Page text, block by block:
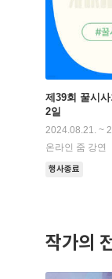
제39회 꿀시
2일
2024.08.21. ~
온라인 줌 강연
행사종료
작가의